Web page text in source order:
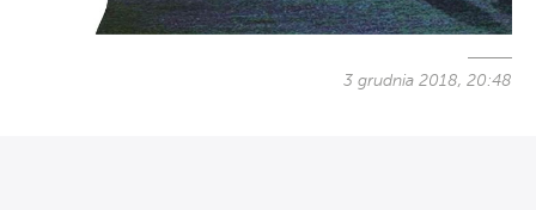
3 grudnia 2018, 20:48